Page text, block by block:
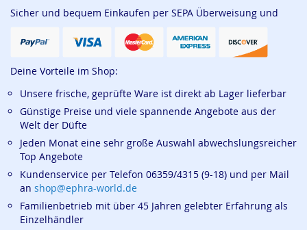
Sicher und bequem Einkaufen per SEPA Überweisung und
Deine Vorteile im Shop:
Unsere frische, geprüfte Ware ist direkt ab Lager lieferbar
Günstige Preise und viele spannende Angebote aus der
Welt der Düfte
Jeden Monat eine sehr große Auswahl abwechslungsreicher
Top Angebote
Kundenservice per Telefon 06359/4315 (9-18) und per Mail
an shop@ephra-world.de
Familienbetrieb mit über 45 Jahren gelebter Erfahrung als
Einzelhändler